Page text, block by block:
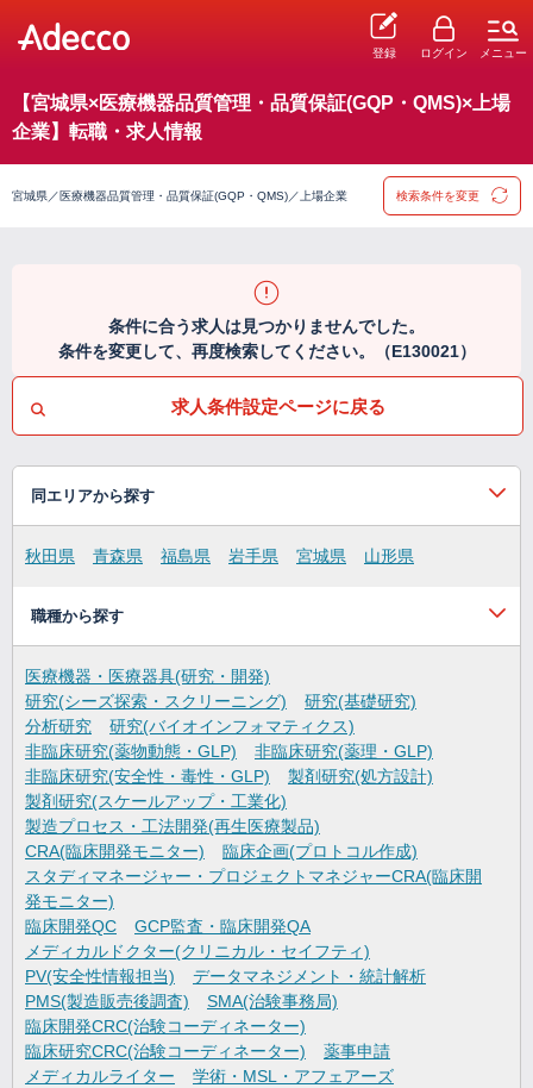
登録 ログイン メニュー
【宮城県×医療機器品質管理・品質保証(GQP・QMS)×上場
企業】転職・求人情報
宮城県／医療機器品質管理・品質保証(GQP・QMS)／上場企業 検索条件を変更
条件に合う求人は見つかりませんでした。
条件を変更して、再度検索してください。（E130021）
求人条件設定ページに戻る
同エリアから探す
秋田県 青森県 福島県 岩手県 宮城県 山形県
職種から探す
医療機器・医療器具(研究・開発)
研究(シーズ探索・スクリーニング)
研究(基礎研究)
分析研究
研究(バイオインフォマティクス)
非臨床研究(薬物動態・GLP)
非臨床研究(薬理・GLP)
非臨床研究(安全性・毒性・GLP)
製剤研究(処方設計)
製剤研究(スケールアップ・工業化)
製造プロセス・工法開発(再生医療製品)
CRA(臨床開発モニター)
臨床企画(プロトコル作成)
スタディマネージャー・プロジェクトマネジャーCRA(臨床開
発モニター)
臨床開発QC
GCP監査・臨床開発QA
メディカルドクター(クリニカル・セイフティ)
PV(安全性情報担当)
データマネジメント・統計解析
PMS(製造販売後調査)
SMA(治験事務局)
臨床開発CRC(治験コーディネーター)
臨床研究CRC(治験コーディネーター)
薬事申請
メディカルライター
学術・MSL・アフェアーズ